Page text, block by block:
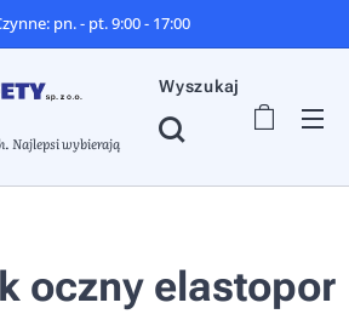
pn. - pt. 9:00 - 17:00
Najlepsi wybierają
Wyszukaj
oczny elastopor